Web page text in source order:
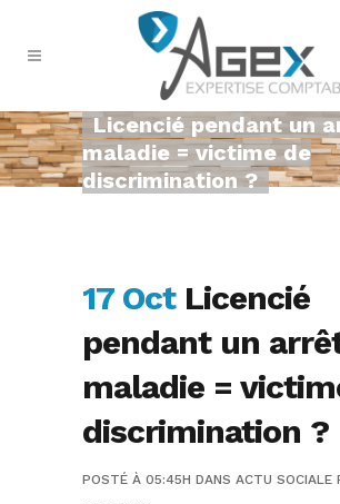
Licencié pendant un
maladie = victime de
discrimination ?
17 OctLicencié
pendant un
maladie =
discrimination ?
POSTÉ À 05:45H DANS ACTU SOCIALE